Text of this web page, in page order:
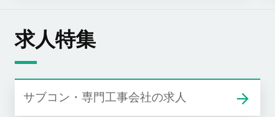
求人特集
サブコン・専門工事会社の求人